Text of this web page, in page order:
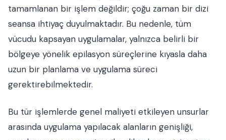
tamamlanan bir işlem değildir; çoğu zaman bir dizi
seansa ihtiyaç duyulmaktadır. Bu nedenle, tüm
vücudu kapsayan uygulamalar, yalnızca belirli bir
bölgeye yönelik epilasyon süreçlerine kıyasla daha
uzun bir planlama ve uygulama süreci
gerektirebilmektedir.
Bu tür işlemlerde genel maliyeti etkileyen unsurlar
arasında uygulama yapılacak alanların genişliği,